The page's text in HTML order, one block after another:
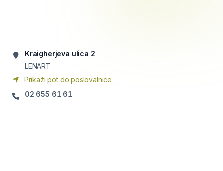
Kraigherjeva ulica 2
LENART
Prikaži pot do poslovalnice
02 655 61 61